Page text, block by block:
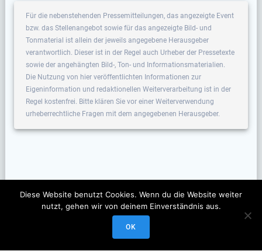
Für die nebenstehenden Pressemitteilungen, das angezeigte Event
bzw. das Stellenangebot sowie für das angezeigte Bild- und
Tonmaterial ist allein der jeweils angegebene Herausgeber
verantwortlich. Dieser ist in der Regel auch Urheber der Pressetexte
sowie der angehängten Bild-, Ton- und Informationsmaterialien.
Die Nutzung von hier veröffentlichten Informationen zur
Eigeninformation und redaktionellen Weiterverarbeitung ist in der
Regel kostenfrei. Bitte klären Sie vor einer Weiterverwendung
urheberrechtliche Fragen mit dem angegebenen Herausgeber.
Diese Website benutzt Cookies. Wenn du die Website weiter
nutzt, gehen wir von deinem Einverständnis aus.
OK